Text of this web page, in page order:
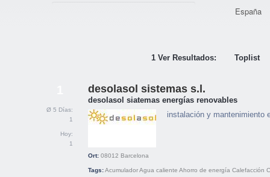
1 Ver Resultados: Toplist
Ø 5 Días:
1
Hoy:
1
desolasol sistemas s.l.
desolasol siatemas energías renovables
instalación y mantenimiento
Ort: 08012 Barcelona
Tags:AcumuladorAgua caliente Ahorro de energía Calefacción